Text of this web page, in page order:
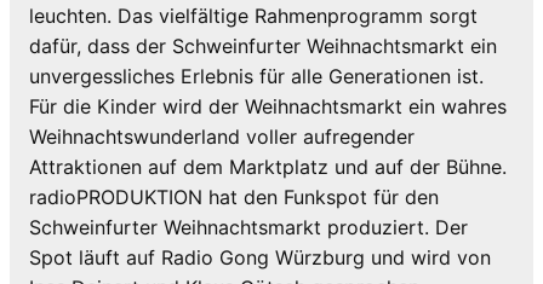
leuchten. Das vielfältige Rahmenprogramm sorgt
dafür, dass der Schweinfurter Weihnachtsmarkt ein
unvergessliches Erlebnis für alle Generationen ist.
Für die Kinder wird der Weihnachtsmarkt ein wahres
Weihnachtswunderland voller aufregender
Attraktionen auf dem Marktplatz und auf der Bühne.
radioPRODUKTION hat den Funkspot für den
Schweinfurter Weihnachtsmarkt produziert. Der
Spot läuft auf Radio Gong Würzburg und wird von